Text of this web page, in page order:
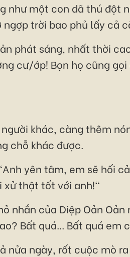
như một con dã thú đột
trời bao phủ lấy cả
phát sáng, nhất thời
cư/ớp! Bọn họ cũng
khác, càng thêm
chỗ khác được.
yên tâm, em sẽ hối
xử thật tốt với anh!"
nhắn của Diệp Oản
Bất quá... Bất quá
nửa ngày, rốt cuộc mò